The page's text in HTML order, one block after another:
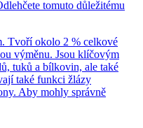
tomuto důležitému
Tvoří okolo 2 % celkové
výměnu. Jsou klíčovým
tuků a bílkovin, ale také
také funkci žlázy
Aby mohly správně